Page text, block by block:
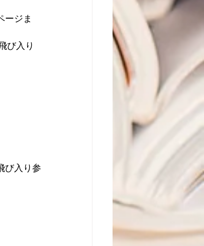
ージま
び入り参